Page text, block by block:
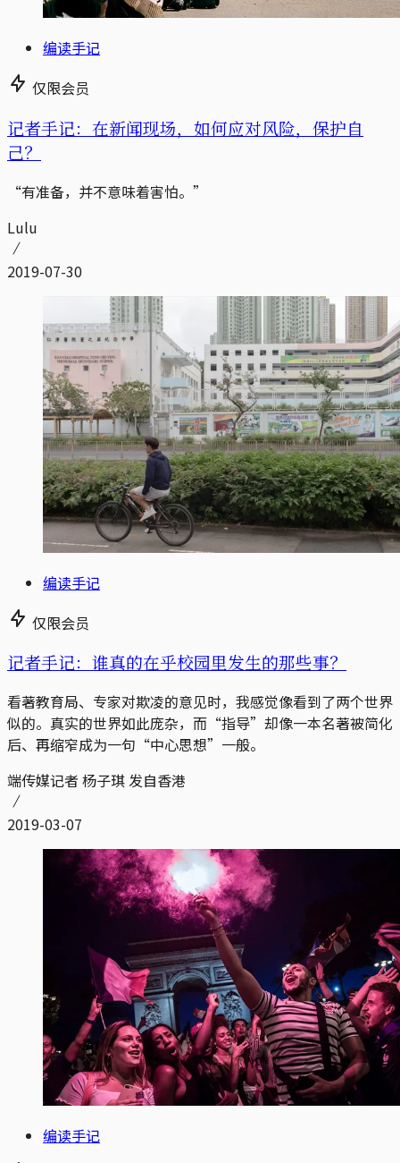
编读手记
仅限会员
记者手记：在新闻现场，如何应对风险，保护自
己？
“有准备，并不意味着害怕。”
Lulu
2019-07-30
编读手记
仅限会员
记者手记：谁真的在乎校园里发生的那些事？
看著教育局、专家对欺凌的意见时，我感觉像看到了两个世界
似的。真实的世界如此庞杂，而“指导”却像一本名著被简化
后、再缩窄成为一句“中心思想”一般。
端传媒记者 杨子琪 发自香港
2019-03-07
编读手记